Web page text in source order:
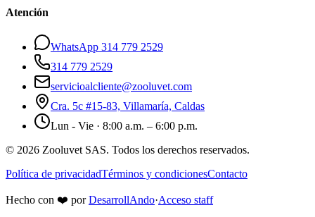
Atención
WhatsApp 314 779 2529
314 779 2529
servicioalcliente@zooluvet.com
Cra. 5c #15-83, Villamaría, Caldas
Lun - Vie · 8:00 a.m. – 6:00 p.m.
© 2026 Zooluvet SAS. Todos los derechos reservados.
Política de privacidadTérminos y condicionesContacto
Hecho con ❤️ por DesarrollAndo·Acceso staff